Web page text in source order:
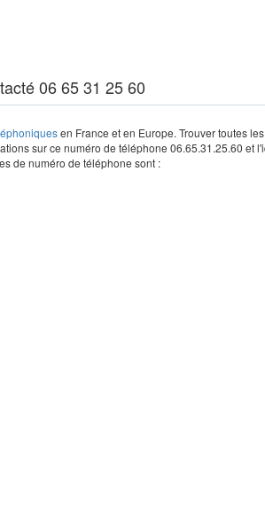
06 65 31 25 60
en France et en Europe. Trouver toutes
sur ce numéro de téléphone 06.65.31.25.60 et
de numéro de téléphone sont :